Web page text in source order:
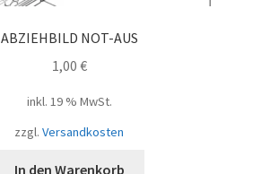
ABZIEHBILD NOT-AUS
1,00 €
inkl. 19 % MwSt.
zzgl. Versandkosten
In den Warenkorb